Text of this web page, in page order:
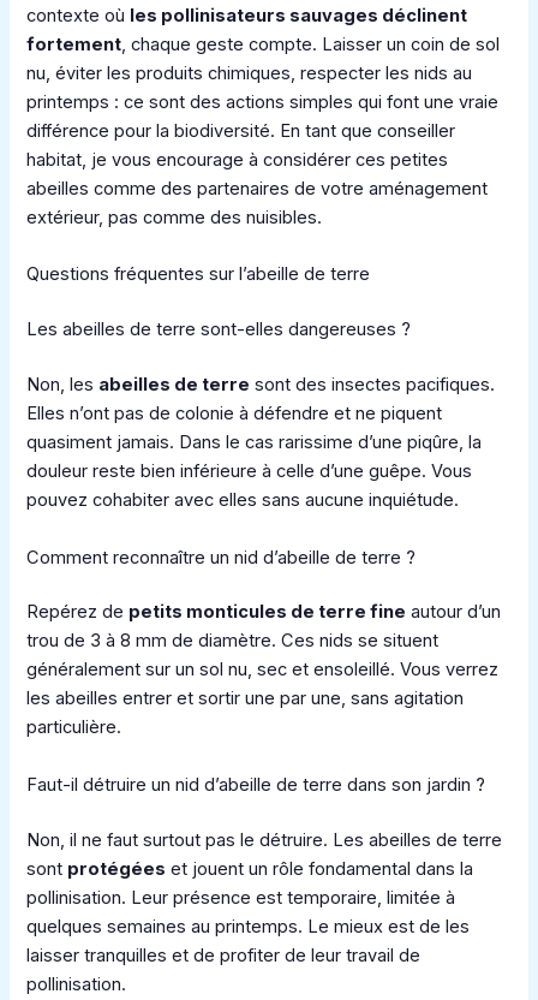
contexte où les pollinisateurs sauvages déclinent
fortement, chaque geste compte. Laisser un coin de sol
nu, éviter les produits chimiques, respecter les nids au
printemps : ce sont des actions simples qui font une vraie
différence pour la biodiversité. En tant que conseiller
habitat, je vous encourage à considérer ces petites
abeilles comme des partenaires de votre aménagement
extérieur, pas comme des nuisibles.
Questions fréquentes sur l’abeille de terre
Les abeilles de terre sont-elles dangereuses ?
Non, les abeilles de terre sont des insectes pacifiques.
Elles n’ont pas de colonie à défendre et ne piquent
quasiment jamais. Dans le cas rarissime d’une piqûre, la
douleur reste bien inférieure à celle d’une guêpe. Vous
pouvez cohabiter avec elles sans aucune inquiétude.
Comment reconnaître un nid d’abeille de terre ?
Repérez de petits monticules de terre fine autour d’un
trou de 3 à 8 mm de diamètre. Ces nids se situent
généralement sur un sol nu, sec et ensoleillé. Vous verrez
les abeilles entrer et sortir une par une, sans agitation
particulière.
Faut-il détruire un nid d’abeille de terre dans son jardin ?
Non, il ne faut surtout pas le détruire. Les abeilles de terre
sont protégées et jouent un rôle fondamental dans la
pollinisation. Leur présence est temporaire, limitée à
quelques semaines au printemps. Le mieux est de les
laisser tranquilles et de profiter de leur travail de
pollinisation.